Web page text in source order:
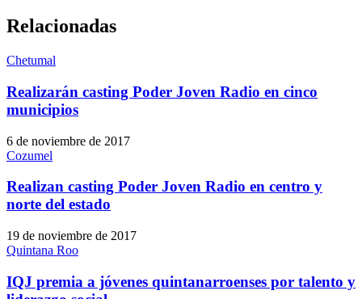
Relacionadas
Chetumal
Realizarán casting Poder Joven Radio en cinco
municipios
6 de noviembre de 2017
Cozumel
Realizan casting Poder Joven Radio en centro y
norte del estado
19 de noviembre de 2017
Quintana Roo
IQJ premia a jóvenes quintanarroenses por talento y